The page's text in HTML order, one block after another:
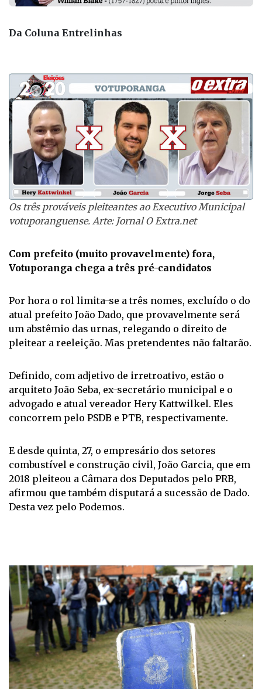
Da Coluna Entrelinhas
Os três prováveis pleiteantes ao Executivo Municipal
votuporanguense. Arte: Jornal O Extra.net
Com prefeito (muito provavelmente) fora,
Votuporanga chega a três pré-candidatos
Por hora o rol limita-se a três nomes, excluído o do
atual prefeito João Dado, que provavelmente será
um abstêmio das urnas, relegando o direito de
pleitear a reeleição. Mas pretendentes não faltarão.
Definido, com adjetivo de irretroativo, estão o
arquiteto João Seba, ex-secretário municipal e o
advogado e atual vereador Hery Kattwilkel. Eles
concorrem pelo PSDB e PTB, respectivamente.
E desde quinta, 27, o empresário dos setores
combustível e construção civil, João Garcia, que em
2018 pleiteou a Câmara dos Deputados pelo PRB,
afirmou que também disputará a sucessão de Dado.
Desta vez pelo Podemos.